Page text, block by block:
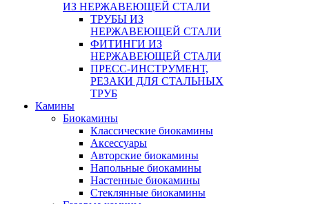
ИЗ НЕРЖАВЕЮЩЕЙ СТАЛИ
ТРУБЫ ИЗ
НЕРЖАВЕЮЩЕЙ СТАЛИ
ФИТИНГИ ИЗ
НЕРЖАВЕЮЩЕЙ СТАЛИ
ПРЕСС-ИНСТРУМЕНТ,
РЕЗАКИ ДЛЯ СТАЛЬНЫХ
ТРУБ
Камины
Биокамины
Классические биокамины
Аксессуары
Авторские биокамины
Напольные биокамины
Настенные биокамины
Стеклянные биокамины